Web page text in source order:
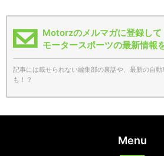
Motorzのメルマガに登録して
モータースポーツの最新情報
記事には載せられない編集部の裏話や、最新の自
も！？
Menu